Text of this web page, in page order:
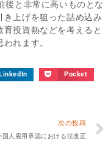
後と非常に高いものとな
き上げを狙った詰め込み
投資熱などを考えると
れます。
LinkedIn Pocket
次の投稿
国人雇用承認における法改正